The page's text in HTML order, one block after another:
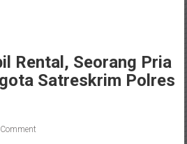
Rental, Seorang Pria
Satreskrim Polres